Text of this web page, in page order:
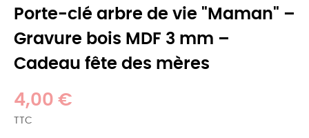
Porte-clé arbre de vie "Maman" –
Gravure bois MDF 3 mm –
Cadeau fête des mères
4,00 €
TTC